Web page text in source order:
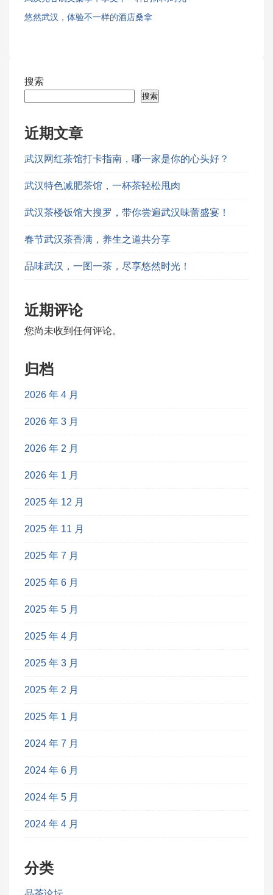
悠然武汉，体验不一样的酒店桑拿
搜索
搜索
近期文章
武汉网红茶馆打卡指南，哪一家是你的心头好？
武汉特色减肥茶馆，一杯茶轻松甩肉
武汉茶楼饭馆大搜罗，带你尝遍武汉味蕾盛宴！
春节武汉茶香满，养生之道共分享
品味武汉，一图一茶，尽享悠然时光！
近期评论
您尚未收到任何评论。
归档
2026 年 4 月
2026 年 3 月
2026 年 2 月
2026 年 1 月
2025 年 12 月
2025 年 11 月
2025 年 7 月
2025 年 6 月
2025 年 5 月
2025 年 4 月
2025 年 3 月
2025 年 2 月
2025 年 1 月
2024 年 7 月
2024 年 6 月
2024 年 5 月
2024 年 4 月
分类